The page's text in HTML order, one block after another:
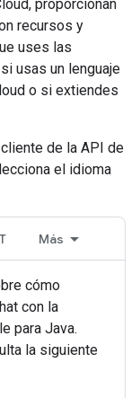
proporcionan
recursos y
uses las
usas un lenguaje
o si extiendes
de la API de
el idioma
Más
cómo
con la
para Java.
la siguiente